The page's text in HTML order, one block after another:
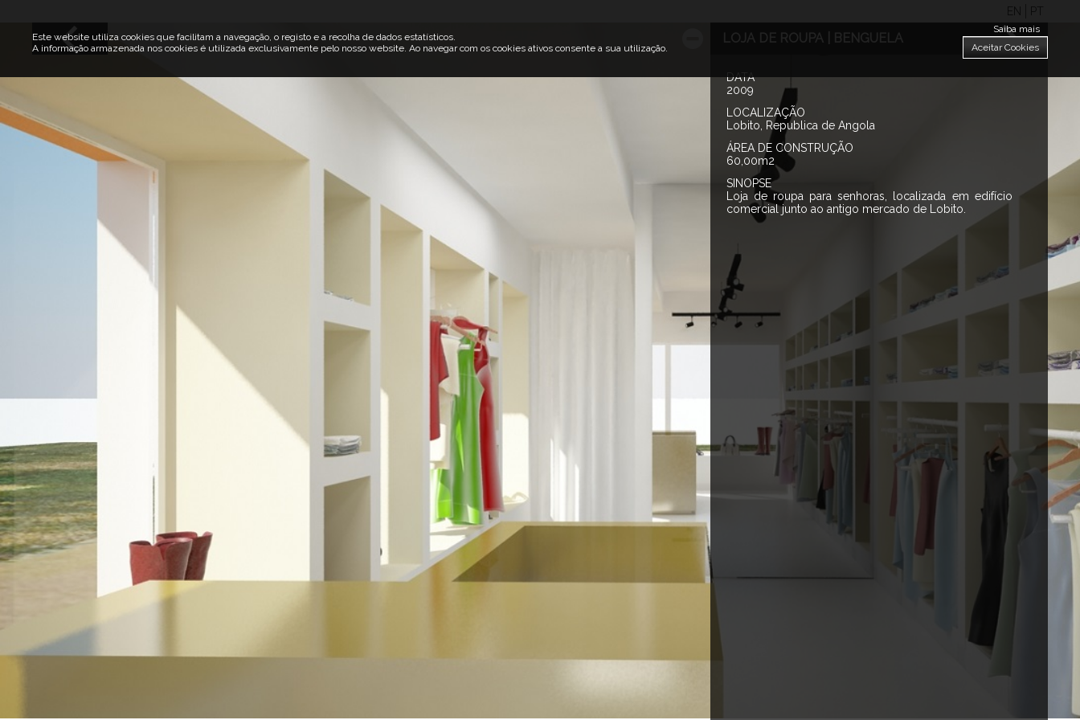
Este website utiliza cookies que facilitam a navegação, o registo e a recolha de dados estatísticos.
A informação armazenada nos cookies é utilizada exclusivamente pelo nosso website. Ao navegar com os cookies ativos consente a sua utilização.
Saiba mais
Aceitar Cookies
PT
LOJA DE ROUPA | BENGUELA
DATA
2009
LOCALIZAÇÃO
Lobito, Republica de Angola
ÁREA DE CONSTRUÇÃO
60,00m2
SINOPSE
Loja de roupa para senhoras, localizada em edifício
comercial junto ao antigo mercado de Lobito.